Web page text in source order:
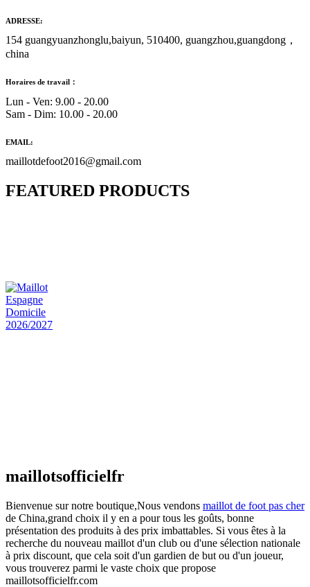
ADRESSE:
154 guangyuanzhonglu,baiyun, 510400, guangzhou,guangdong，
china
Horaires de travail：
Lun - Ven: 9.00 - 20.00
Sam - Dim: 10.00 - 20.00
EMAIL:
maillotdefoot2016@gmail.com
FEATURED PRODUCTS
maillotsofficielfr
Bienvenue sur notre boutique,Nous vendons maillot de foot pas cher
de China,grand choix il y en a pour tous les goûts, bonne
présentation des produits à des prix imbattables. Si vous êtes à la
recherche du nouveau maillot d'un club ou d'une sélection nationale
à prix discount, que cela soit d'un gardien de but ou d'un joueur,
vous trouverez parmi le vaste choix que propose
maillotsofficielfr.com